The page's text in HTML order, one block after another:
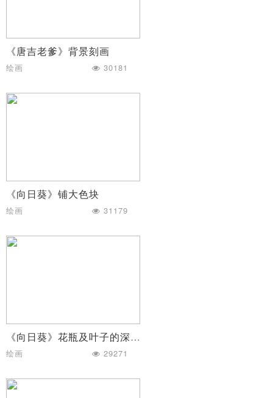
《唐吉老爹》背景刻画
绘画 30181
《向日葵》铺大色块
绘画 31179
《向日葵》花瓶及叶子的深入刻画
绘画 29271